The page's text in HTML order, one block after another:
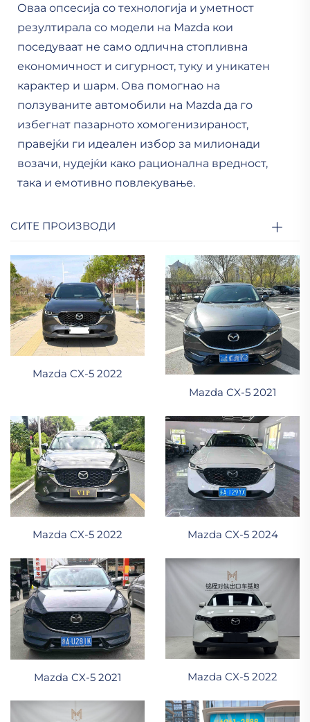
Оваа опсесија со технологија и уметност
резултирала со модели на Mazda кои
поседуваат не само одлична стопливна
економичност и сигурност, туку и уникатен
карактер и шарм. Ова помогнао на
ползуваните автомобили на Mazda да го
избегнат пазарното хомогенизираност,
правејќи ги идеален избор за милионади
возачи, нудејќи како рационална вредност,
така и емотивно повлекување.
СИТЕ ПРОИЗВОДИ
Mazda CX-5 2022
Mazda CX-5 2021
Mazda CX-5 2022 Mazda CX-5 2024
Mazda CX-5 2021 Mazda CX-5 2022